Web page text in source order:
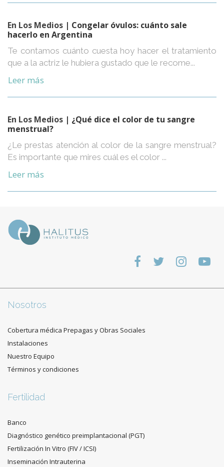
En Los Medios | Congelar óvulos: cuánto sale
hacerlo en Argentina
Te contamos cuánto cuesta hoy hacer el tratamiento
que a la actriz le hubiera gustado que le recome...
Leer más
En Los Medios | ¿Qué dice el color de tu sangre
menstrual?
¿Le prestas atención al color de la sangre menstrual?
Es importante que mires cuál es el color ...
Leer más
Nosotros
Cobertura médica Prepagas y Obras Sociales
Instalaciones
Nuestro Equipo
Términos y condiciones
Fertilidad
Banco
Diagnóstico genético preimplantacional (PGT)
Fertilización In Vitro (FIV / ICSI)
Inseminación Intrauterina